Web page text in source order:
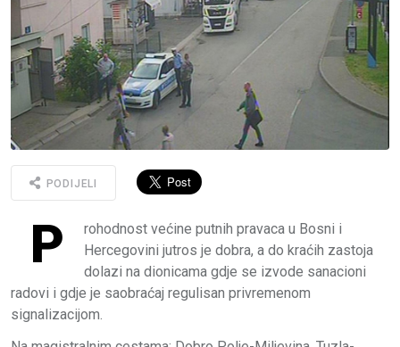
PODIJELI
P
rohodnost većine putnih pravaca u Bosni i
Hercegovini jutros je dobra, a do kraćih zastoja
dolazi na dionicama gdje se izvode sanacioni
radovi i gdje je saobraćaj regulisan privremenom
signalizacijom.